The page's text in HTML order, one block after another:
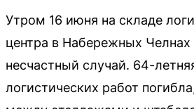
Утром 16 июня на складе
центра в Набережных
несчастный случай. 64-
логистических работ